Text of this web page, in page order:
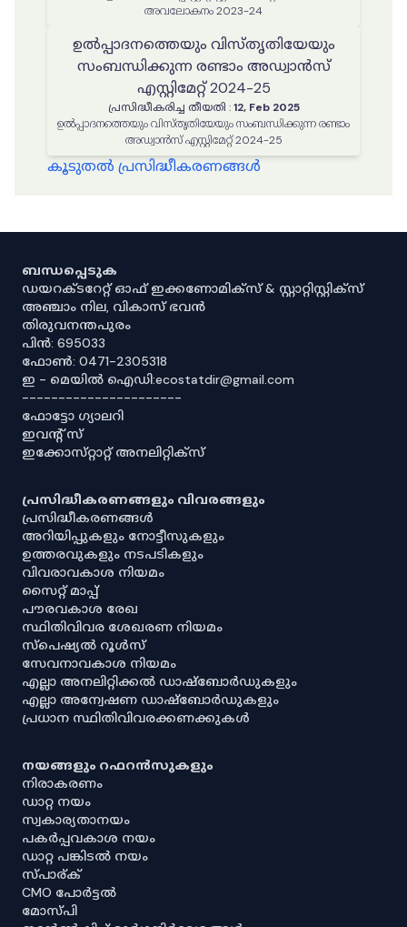
അവലോകനം 2023-24
ഉൽപ്പാദനത്തെയും വിസ്തൃതിയേയും
സംബന്ധിക്കുന്ന രണ്ടാം അഡ്വാൻസ്
എസ്റ്റിമേറ്റ് 2024-25
പ്രസിദ്ധീകരിച്ച തീയതി : 12, Feb 2025
ഉൽപ്പാദനത്തെയും വിസ്തൃതിയേയും സംബന്ധിക്കുന്ന രണ്ടാം
അഡ്വാൻസ് എസ്റ്റിമേറ്റ് 2024-25
കൂടുതൽ പ്രസിദ്ധീകരണങ്ങൾ
ബന്ധപ്പെടുക
ഡയറക്ടറേറ്റ് ഓഫ് ഇക്കണോമിക്സ് & സ്റ്റാറ്റിസ്റ്റിക്സ്
അഞ്ചാം നില, വികാസ് ഭവൻ
തിരുവനന്തപുരം
പിൻ: 695033
ഫോൺ: 0471-2305318
ഇ - മെയിൽ ഐഡി:ecostatdir@gmail.com
----------------------
ഫോട്ടോ ഗ്യാലറി
ഇവൻ്റ് സ്
ഇക്കോസ്‌റ്റാറ്റ് അനലിറ്റിക്‌സ്
പ്രസിദ്ധീകരണങ്ങളും വിവരങ്ങളും
പ്രസിദ്ധീകരണങ്ങൾ
അറിയിപ്പുകളും നോട്ടീസുകളും
ഉത്തരവുകളും നടപടികളും
വിവരാവകാശ നിയമം
സൈറ്റ് മാപ്പ്
പൗരവകാശ രേഖ
സ്ഥിതിവിവര ശേഖരണ നിയമം
സ്‌പെഷ്യൽ റൂൾസ്
സേവനാവകാശ നിയമം
എല്ലാ അനലിറ്റിക്കൽ ഡാഷ്‌ബോർഡുകളും
എല്ലാ അന്വേഷണ ഡാഷ്‌ബോർഡുകളും
പ്രധാന സ്ഥിതിവിവരക്കണക്കുകൾ
നയങ്ങളും റഫറൻസുകളും
നിരാകരണം
ഡാറ്റ നയം
സ്വകാര്യതാനയം
പകർപ്പവകാശ നയം
ഡാറ്റ പങ്കിടൽ നയം
സ്പാര്ക്
CMO പോർട്ടൽ
മോസ്പി